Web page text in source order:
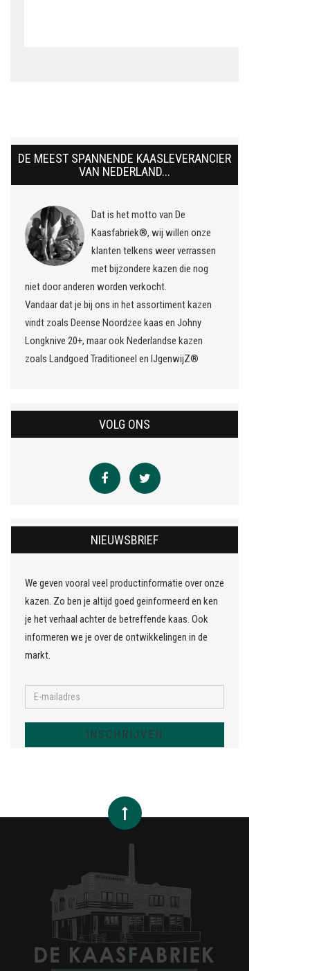
DE MEEST SPANNENDE KAASLEVERANCIER
VAN NEDERLAND...
Dat is het motto van De
Kaasfabriek®, wij willen onze
klanten telkens weer verrassen
met bijzondere kazen die nog
niet door anderen worden verkocht.
Vandaar dat je bij ons in het assortiment kazen
vindt zoals Deense Noordzee kaas en Johny
Longknive 20+, maar ook Nederlandse kazen
zoals Landgoed Traditioneel en IJgenwijZ®
VOLG ONS
NIEUWSBRIEF
We geven vooral veel productinformatie over onze
kazen. Zo ben je altijd goed geinformeerd en ken
je het verhaal achter de betreffende kaas. Ook
informeren we je over de ontwikkelingen in de
markt.
INSCHRIJVEN